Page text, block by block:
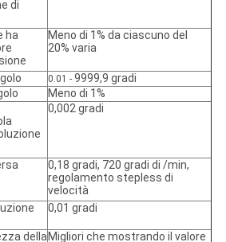
di
ha
Meno di 1% da ciascuno del
20% varia
0.01 - 9999,9 gradi
Meno di 1%
0,002 gradi
0,18 gradi, 720 gradi di /min,
regolamento stepless di
velocità
0,01 gradi
dellaMigliori che mostrando il valore